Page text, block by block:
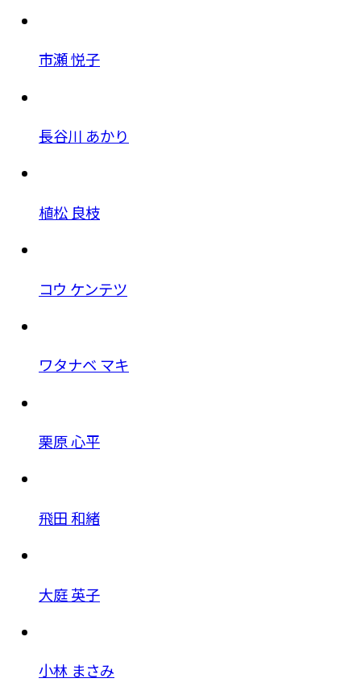
市瀬 悦子
長谷川 あかり
植松 良枝
コウ ケンテツ
ワタナベ マキ
栗原 心平
飛田 和緒
大庭 英子
小林 まさみ